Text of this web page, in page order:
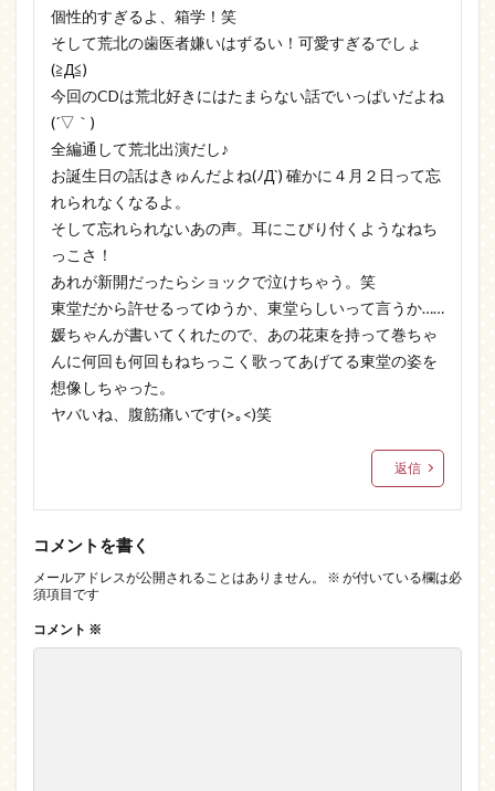
個性的すぎるよ、箱学！笑
そして荒北の歯医者嫌いはずるい！可愛すぎるでしょ
(≧Д≦)
今回のCDは荒北好きにはたまらない話でいっぱいだよね
(´▽｀)
全編通して荒北出演だし♪
お誕生日の話はきゅんだよね(ﾉД`) 確かに４月２日って忘
れられなくなるよ。
そして忘れられないあの声。耳にこびり付くようなねち
っこさ！
あれが新開だったらショックで泣けちゃう。笑
東堂だから許せるってゆうか、東堂らしいって言うか……
媛ちゃんが書いてくれたので、あの花束を持って巻ちゃ
んに何回も何回もねちっこく歌ってあげてる東堂の姿を
想像しちゃった。
ヤバいね、腹筋痛いです(>｡<)笑
返信
コメントを書く
メールアドレスが公開されることはありません。 ※ が付いている欄は必
須項目です
コメント ※